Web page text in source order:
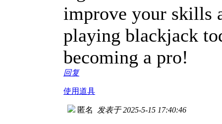
improve your skills
playing blackjack
becoming a pro!
回复
使用道具
匿名 发表于 2025-5-15 17:40:46